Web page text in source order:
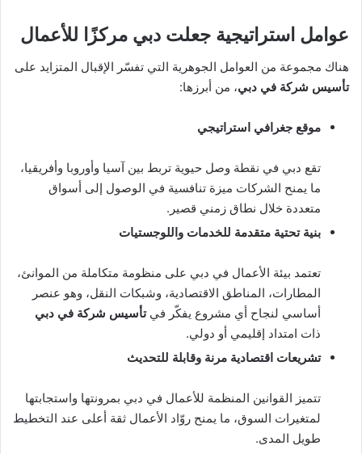
عوامل استراتيجية جعلت دبي مركزًا للأعمال
هناك مجموعة من العوامل الجوهرية التي تفسّر الإقبال المتزايد على
تأسيس شركة في دبي، من أبرزها:
موقع جغرافي استراتيجي
تقع دبي في نقطة وصل حيوية تربط بين آسيا وأوروبا وأفريقيا،
ما يمنح الشركات ميزة تنافسية في الوصول إلى أسواق
متعددة خلال نطاق زمني قصير.
بنية تحتية متقدمة للخدمات واللوجستيات
تعتمد بيئة الأعمال في دبي على منظومة متكاملة من الموانئ،
المطارات، المناطق الاقتصادية، وشبكات النقل، وهو عنصر
أساسي لنجاح أي مشروع يفكّر فيتأسيس شركة في دبي
ذات امتداد إقليمي أو دولي.
تشريعات اقتصادية مرنة وقابلة للتحديث
تتميز القوانين المنظمة للأعمال في دبي بمرونتها واستجابتها
لمتغيرات السوق، ما يمنح روّاد الأعمال ثقة أعلى عند التخطيط
طويل المدى.